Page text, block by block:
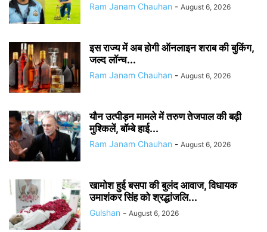
Ram Janam Chauhan - August 6, 2026
इस राज्य में अब होगी ऑनलाइन शराब की बुकिंग,
जल्द लॉन्च...
Ram Janam Chauhan - August 6, 2026
यौन उत्पीड़न मामले में तरुण तेजपाल की बढ़ी
मुश्किलें, बॉम्बे हाई...
Ram Janam Chauhan - August 6, 2026
खामोश हुई बसपा की बुलंद आवाज, विधायक
उमाशंकर सिंह को श्रद्धांजलि...
Gulshan - August 6, 2026